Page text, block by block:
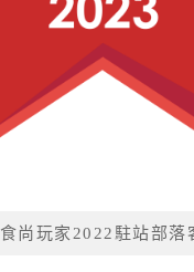
食尚玩家2022駐站部落